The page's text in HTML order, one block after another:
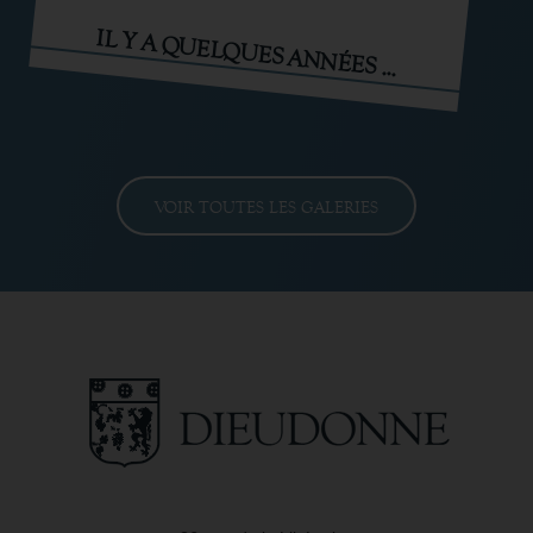
IL Y A QUELQUES ANNÉES ...
VOIR TOUTES LES GALERIES